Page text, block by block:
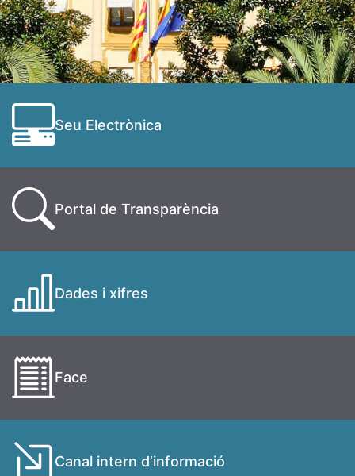
Seu Electrònica
Portal de Transparència
Dades i xifres
Face
Canal intern d’informació